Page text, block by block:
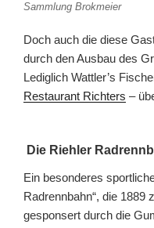
Sammlung Brokmeier
Doch auch die diese
durch den Ausbau des
Lediglich Wattler’s
Restaurant Richters –
Die Riehler
Ein besonderes
Radrennbahn“, die 1889
gesponsert durch die